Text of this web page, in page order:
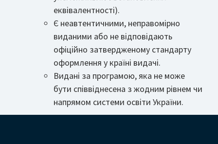
еквівалентності).
Є неавтентичними, неправомірно
виданими або не відповідають
офіційно затвердженому стандарту
оформлення у країні видачі.
Видані за програмою, яка не може
бути співвіднесена з жодним рівнем чи
напрямом системи освіти України.